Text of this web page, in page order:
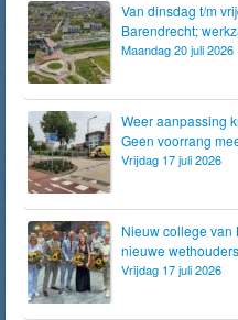
Van dinsdag t/m
Barendrecht;
Maandag 20 juli 2026
Weer aanpassing
Geen voorrang
Vrijdag 17 juli 2026
Nieuw college van
nieuwe wethouders
Vrijdag 17 juli 2026